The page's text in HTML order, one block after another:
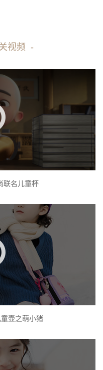
视频 -
联名儿童杯
童壶之萌小猪